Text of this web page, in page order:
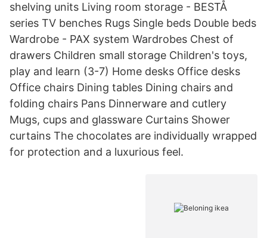
shelving units Living room storage - BESTÅ
series TV benches Rugs Single beds Double beds
Wardrobe - PAX system Wardrobes Chest of
drawers Children small storage Children's toys,
play and learn (3-7) Home desks Office desks
Office chairs Dining tables Dining chairs and
folding chairs Pans Dinnerware and cutlery
Mugs, cups and glassware Curtains Shower
curtains The chocolates are individually wrapped
for protection and a luxurious feel.